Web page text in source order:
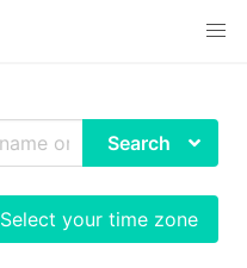
Search
Select your time zone